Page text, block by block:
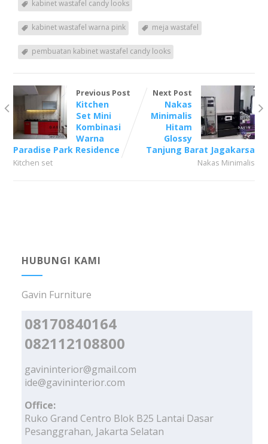
kabinet wastafel candy looks
kabinet wastafel warna pink meja wastafel
pembuatan kabinet wastafel candy looks
Previous Post
Kitchen
Set Mini
Kombinasi
Warna
Paradise Park Residence
Kitchen set
Next Post
Nakas
Minimalis
Hitam
Glossy
Tanjung Barat Jagakarsa
Nakas Minimalis
HUBUNGI KAMI
Gavin Furniture
08170840164
082112108800
gavininterior@gmail.com
ide@gavininterior.com
Office:
Ruko Grand Centro Blok B25 Lantai Dasar
Pesanggrahan, Jakarta Selatan